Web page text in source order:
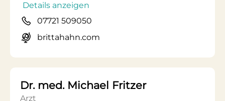
Details anzeigen
07721 509050
brittahahn.com
Dr. med. Michael Fritzer
Arzt